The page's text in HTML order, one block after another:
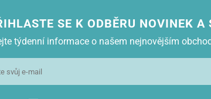
SE K ODBĚRU NOVINEK A
týdenní informace o našem nejnovějším